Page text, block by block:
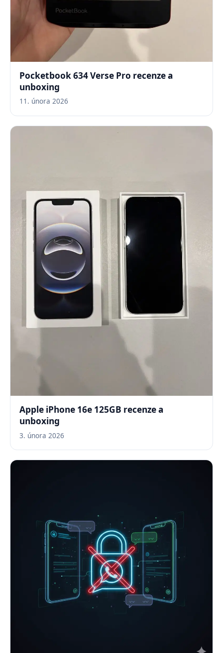
Pocketbook 634 Verse Pro recenze a
unboxing
11. února 2026
Apple iPhone 16e 125GB recenze a
unboxing
3. února 2026